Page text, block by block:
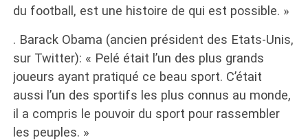
du football, est une histoire de qui est possible. »
. Barack Obama (ancien président des Etats-Unis,
sur Twitter): « Pelé était l’un des plus grands
joueurs ayant pratiqué ce beau sport. C’était
aussi l’un des sportifs les plus connus au monde,
il a compris le pouvoir du sport pour rassembler
les peuples. »